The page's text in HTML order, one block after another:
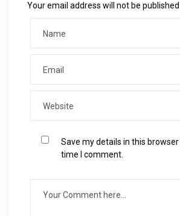
Your email address will not be
Save my details in this
time I comment.